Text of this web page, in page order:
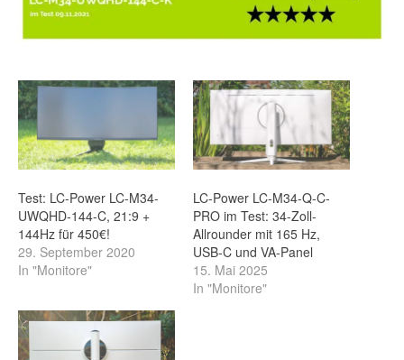
Test: LC-Power LC-M34-
UWQHD-144-C, 21:9 +
144Hz für 450€!
29. September 2020
In "Monitore"
LC-Power LC-M34-Q-C-
PRO im Test: 34-Zoll-
Allrounder mit 165 Hz,
USB-C und VA-Panel
15. Mai 2025
In "Monitore"